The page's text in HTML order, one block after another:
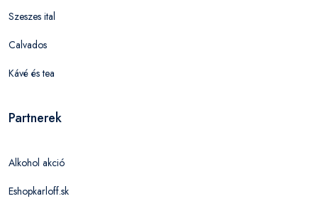
Szeszes ital
Calvados
Kávé és tea
Partnerek
Alkohol akció
Eshopkarloff.sk